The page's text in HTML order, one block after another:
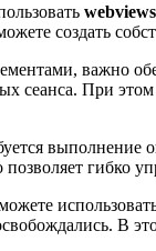
создать
важно
сеанса. При
позволяет гибко
В